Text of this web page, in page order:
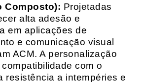
Composto): Projetadas
alta adesão e
em aplicações de
e comunicação visual
ACM. A personalização
com o
resistência a intempéries e